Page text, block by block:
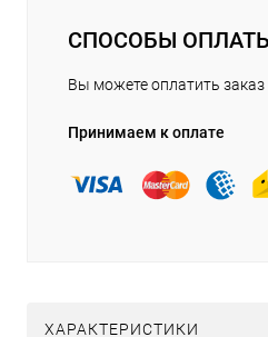
СПОСОБЫ
Вы можете оплатить заказ
Принимаем к оплате
ХАРАКТЕРИСТИКИ